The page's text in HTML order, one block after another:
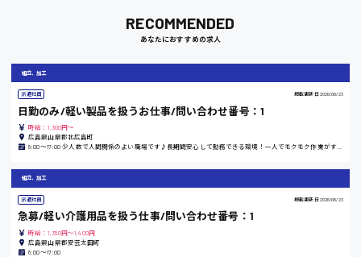
竹原市
熊本県
RECOMMENDED
あなたにおすすめの求人
組立、加工
派遣社員 掲載更新日 2026/06/23
日勤のみ/軽い製品を扱うお仕事/問い合わせ番号：1
時給：1,300円～
広島県山県郡北広島町
8:00〜17:00 少人数で人間関係のよい職場です♪長期間安心して勤務できる環境！一人でモクモク作業がすきな方にピッタリ！
組立、加工
派遣社員 掲載更新日 2026/06/23
急募/軽い介護用品を扱う仕事/問い合わせ番号：1
時給：1,350円～1,400円
広島県山県郡安芸太田町
8:00〜17:00